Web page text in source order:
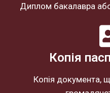
Диплом бакалавра
Копія
Копія документа,